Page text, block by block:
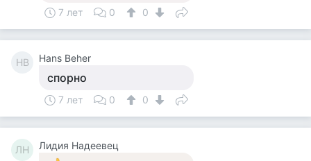
7 лет 0 0
HB Hans Beher
спорно
7 лет 0 0
ЛН Лидия Надеевец